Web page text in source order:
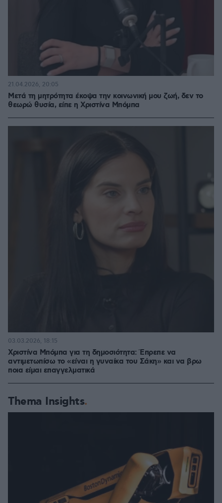
Μετά τη μητρότητα έκοψα την κοινωνική μου ζωή, δεν το
θεωρώ θυσία, είπε η Χριστίνα Μπόμπα
21.04.2026, 20:05
Χριστίνα Μπόμπα για τη δημοσιότητα: Έπρεπε να
αντιμετωπίσω το «είναι η γυναίκα του Σάκη» και να βρω
ποια είμαι επαγγελματικά
03.03.2026, 18:15
Thema Insights